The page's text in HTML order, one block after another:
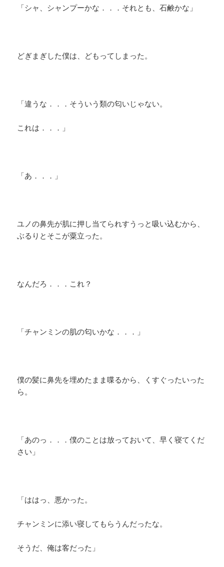
「シャ、シャンプーかな．．．それとも、石鹸かな」
どぎまぎした僕は、どもってしまった。
「違うな．．．そういう類の匂いじゃない。
これは．．．」
「あ．．．」
ユノの鼻先が肌に押し当てられすうっと吸い込むから、
ぶるりとそこが粟立った。
なんだろ．．．これ？
「チャンミンの肌の匂いかな．．．」
僕の髪に鼻先を埋めたまま喋るから、くすぐったいった
ら。
「あのっ．．．僕のことは放っておいて、早く寝てくだ
さい」
「ははっ、悪かった。
チャンミンに添い寝してもらうんだったな。
そうだ、俺は客だった」